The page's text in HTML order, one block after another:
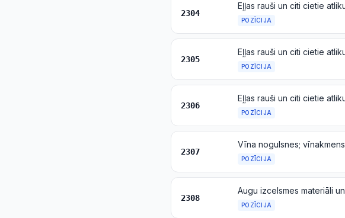
2304
POZĪCIJA
2305
POZĪCIJA
2306
POZĪCIJA
2307
Vīna nogulsnes; vīnakmens
POZĪCIJA
2308
POZĪCIJA